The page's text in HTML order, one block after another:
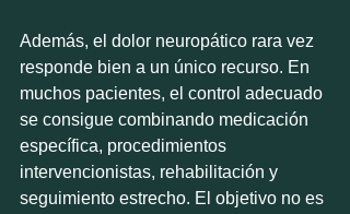
Además, el dolor neuropático rara vez
responde bien a un único recurso. En
muchos pacientes, el control adecuado
se consigue combinando medicación
específica, procedimientos
intervencionistas, rehabilitación y
seguimiento estrecho. El objetivo no es